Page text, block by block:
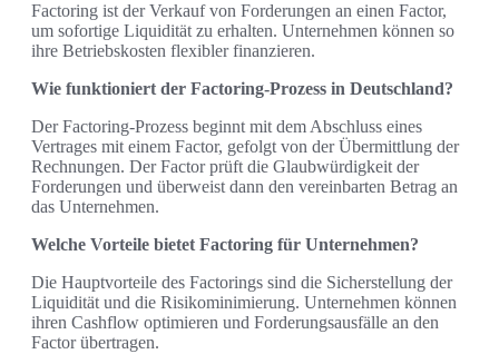
Factoring ist der Verkauf von Forderungen an einen Factor,
um sofortige Liquidität zu erhalten. Unternehmen können so
ihre Betriebskosten flexibler finanzieren.
Wie funktioniert der Factoring-Prozess in Deutschland?
Der Factoring-Prozess beginnt mit dem Abschluss eines
Vertrages mit einem Factor, gefolgt von der Übermittlung der
Rechnungen. Der Factor prüft die Glaubwürdigkeit der
Forderungen und überweist dann den vereinbarten Betrag an
das Unternehmen.
Welche Vorteile bietet Factoring für Unternehmen?
Die Hauptvorteile des Factorings sind die Sicherstellung der
Liquidität und die Risikominimierung. Unternehmen können
ihren Cashflow optimieren und Forderungsausfälle an den
Factor übertragen.